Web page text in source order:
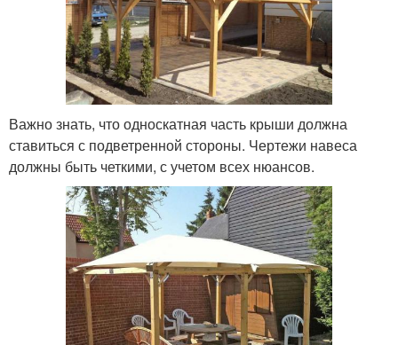
Важно знать, что односкатная часть крыши должна
ставиться с подветренной стороны. Чертежи навеса
должны быть четкими, с учетом всех нюансов.